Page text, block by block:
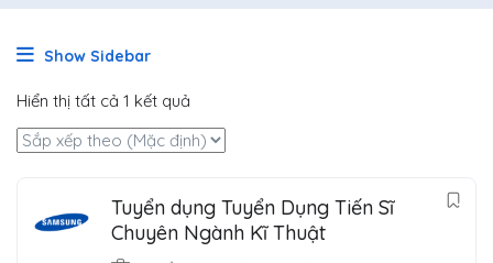
Show Sidebar
Hiển thị tất cả 1 kết quả
Tuyển dụng Tuyển Dụng Tiến Sĩ
Chuyên Ngành Kĩ Thuật